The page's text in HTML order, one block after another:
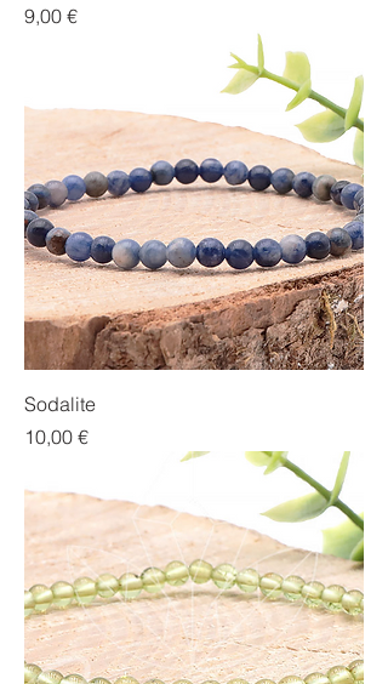
Prix
9,00 €
Sodalite
Prix
10,00 €